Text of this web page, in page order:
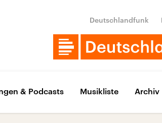
Deutschlandfunk
& Podcasts Musikliste Archiv